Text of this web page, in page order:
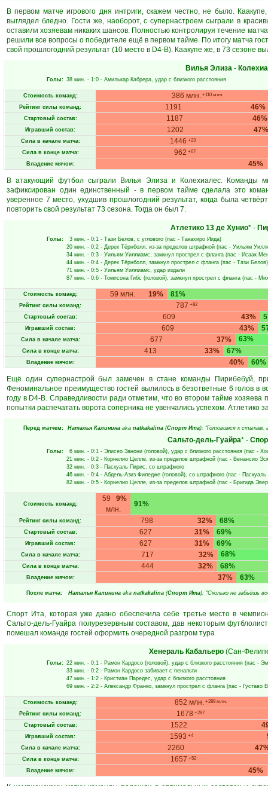
В первом матче игрового дня интриги, скажем честно, не было.
выглядел бледно. Гости же, наоборот, с супернастроем сыграли в
оставили хозяевам никаких шансов. Полностью контролируя течение
решили все вопросы о победителе ещё в первом тайме. По итогу матча
свой прошлогодний результат (10 место в D4-B). Каакупе же, в 73 сезоне
Вилья Элиза-
Голы: 38 мин. - 1:0 - Амилькар Кабрера, удар с близкого расстояния
Стоимость команд: 386 млн. +110 млн.
Рейтинг силы команд: 46%
1191
Стартовый состав: 46%
1187
Игравший состав: 47%
1202
Сила в начале матча: 1446 +23
Сила в конце матча: 962 +67
Владение мячом:
45%
В атакующий футбол сыграли Вилья Элиза и Колехиалес. Команды
зафиксирован один единственный - в первом тайме сделала это
уверенное 7 место, ухудшив прошлогодний результат, когда была
повторить свой результат 73 сезона. Тогда он был 7.
Атлетико 13 де Хунио* -
Голы: 3 мин. - 0:1 - Тази Белов, с углового (пас - Такахиро Иида)
20 мин. - 0:2 - Дерек Тёрнболл, из-за пределов штрафной (пас - Уильям
34 мин. - 0:3 - Уильям Уиллиамс, замкнул прострел с фланга (пас - Исаак
44 мин. - 0:4 - Дерек Тёрнболл, замкнул прострел с фланга (пас - Тази Белов)
71 мин. - 0:5 - Уильям Уиллиамс, удар издали
87 мин. - 0:6 - Томпсона Гибс (головой), замкнул прострел с фланга (пас -
Стоимость команд: 19%
59 млн. 81%
Рейтинг силы команд: 787 +82
Стартовый состав: 43%
609
Игравший состав: 43%
609
Сила в начале матча: 37%
677 63%
Сила в конце матча: 33%
413 67%
Владение мячом: 40%
60%
Ещё один супернастрой был замечен в стане команды Пирибебуй,
Феноминальное преимущество гостей вылилось в безответные 6 голов в
году в D4-B. Справедливости ради отметим, что во втором тайме
попытки распечатать ворота соперника не увенчались успехом.
Перед матчем: Наталья Калинина aka natkakalina (Спорт Ита): "Готовимся к стыкам,
Сальто-дель-Гуайра* -
Голы: 6 мин. - 0:1 - Элисео Занони (головой), удар с близкого расстояния (пас -
21 мин. - 0:2 - Корнелио Целле, из-за пределов штрафной (пас - Венансио
32 мин. - 0:3 - Паскуаль Пирис, со штрафного
46 мин. - 0:4 - Абдель-Азиз Филедже (головой), со штрафного (пас - Паскуаль
82 мин. - 0:5 - Корнелио Целле, из-за пределов штрафной (пас - Бригида
Стоимость команд:
9%
59
млн.
91%
Рейтинг силы команд: 32%
798 68%
Стартовый состав: 31%
627 69%
Игравший состав: 31%
627 69%
Сила в начале матча: 32%
717 68%
Сила в конце матча: 32%
444 68%
Владение мячом: 37% 63%
После матча: Наталья Калинина aka natkakalina (Спорт Ита): "Сколько не забьёшь
Спорт Ита, которая уже давно обеспечила себе третье место в
Сальто-дель-Гуайра полурезервным составом, дав некоторым
помешал команде гостей оформить очередной разгром тура
Хенераль Кабальеро(Сан-
Голы: 22 мин. - 0:1 - Рамон Кардосо (головой), удар с близкого расстояния (пас -
33 мин. - 0:2 - Рамон Кардосо забивает с пенальти
47 мин. - 1:2 - Кристиан Паредес, удар с близкого расстояния
69 мин. - 2:2 - Александр Франко, замкнул прострел с фланга (пас - Густаво
Стоимость команд: 852 млн. +289 млн.
Рейтинг силы команд: 1678 +287
Стартовый состав: 1522
Игравший состав: 1593 +4
Сила в начале матча: 2260
Сила в конце матча: 1657 +52
Владение мячом:
45%